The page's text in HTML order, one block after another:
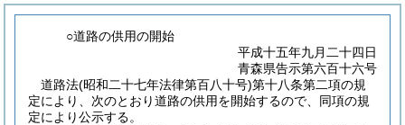
○道路の供用の開始
平成十五年九月二十四日
青森県告示第六百十六号
道路法(昭和二十七年法律第百八十号)第十八条第二項の規
定により、次のとおり道路の供用を開始するので、同項の規
定により公示する。